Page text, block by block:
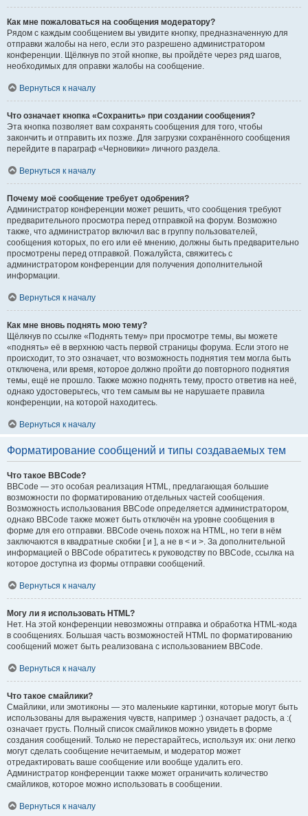
Как мне пожаловаться на сообщения модератору?
Рядом с каждым сообщением вы увидите кнопку, предназначенную для
отправки жалобы на него, если это разрешено администратором
конференции. Щёлкнув по этой кнопке, вы пройдёте через ряд шагов,
необходимых для оправки жалобы на сообщение.
Вернуться к началу
Что означает кнопка «Сохранить» при создании сообщения?
Эта кнопка позволяет вам сохранять сообщения для того, чтобы
закончить и отправить их позже. Для загрузки сохранённого сообщения
перейдите в параграф «Черновики» личного раздела.
Вернуться к началу
Почему моё сообщение требует одобрения?
Администратор конференции может решить, что сообщения требуют
предварительного просмотра перед отправкой на форум. Возможно
также, что администратор включил вас в группу пользователей,
сообщения которых, по его или её мнению, должны быть предварительно
просмотрены перед отправкой. Пожалуйста, свяжитесь с
администратором конференции для получения дополнительной
информации.
Вернуться к началу
Как мне вновь поднять мою тему?
Щёлкнув по ссылке «Поднять тему» при просмотре темы, вы можете
«поднять» её в верхнюю часть первой страницы форума. Если этого не
происходит, то это означает, что возможность поднятия тем могла быть
отключена, или время, которое должно пройти до повторного поднятия
темы, ещё не прошло. Также можно поднять тему, просто ответив на неё,
однако удостоверьтесь, что тем самым вы не нарушаете правила
конференции, на которой находитесь.
Вернуться к началу
Форматирование сообщений и типы создаваемых тем
Что такое BBCode?
BBCode — это особая реализация HTML, предлагающая большие
возможности по форматированию отдельных частей сообщения.
Возможность использования BBCode определяется администратором,
однако BBCode также может быть отключён на уровне сообщения в
форме для его отправки. BBCode очень похож на HTML, но теги в нём
заключаются в квадратные скобки [ и ], а не в < и >. За дополнительной
информацией о BBCode обратитесь к руководству по BBCode, ссылка на
которое доступна из формы отправки сообщений.
Вернуться к началу
Могу ли я использовать HTML?
Нет. На этой конференции невозможны отправка и обработка HTML-кода
в сообщениях. Большая часть возможностей HTML по форматированию
сообщений может быть реализована с использованием BBCode.
Вернуться к началу
Что такое смайлики?
Смайлики, или эмотиконы — это маленькие картинки, которые могут быть
использованы для выражения чувств, например :) означает радость, а :(
означает грусть. Полный список смайликов можно увидеть в форме
создания сообщений. Только не перестарайтесь, используя их: они легко
могут сделать сообщение нечитаемым, и модератор может
отредактировать ваше сообщение или вообще удалить его.
Администратор конференции также может ограничить количество
смайликов, которое можно использовать в сообщении.
Вернуться к началу